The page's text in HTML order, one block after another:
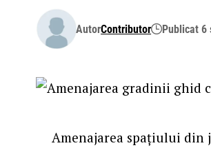
AutorContributor Publicat 6
Amenajarea spațiului